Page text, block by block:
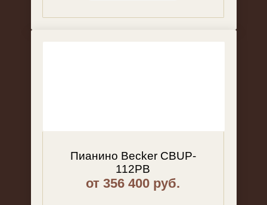
Пианино Becker CBUP-
112PB
от 356 400 руб.